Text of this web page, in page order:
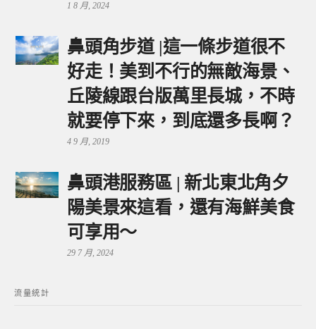
1 8 月, 2024
鼻頭角步道 |這一條步道很不
好走！美到不行的無敵海景、
丘陵線跟台版萬里長城，不時
就要停下來，到底還多長啊？
4 9 月, 2019
鼻頭港服務區 | 新北東北角夕
陽美景來這看，還有海鮮美食
可享用～
29 7 月, 2024
流量統計